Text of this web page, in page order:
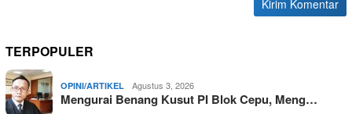
TERPOPULER
OPINI/ARTIKEL Agustus 3, 2026
Mengurai Benang Kusut PI Blok Cepu, Meng…